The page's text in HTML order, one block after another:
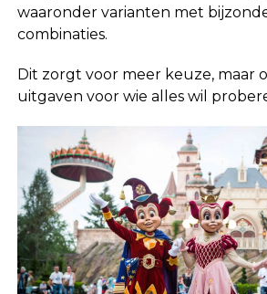
waaronder varianten met
combinaties.
Dit zorgt voor meer keuze, maar
uitgaven voor wie alles wil